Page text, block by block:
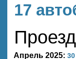
17
Апрель 2025: 30